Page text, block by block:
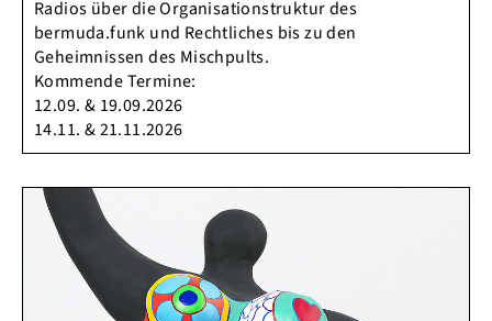
Radios über die Organisationstruktur des
bermuda.funk und Rechtliches bis zu den
Geheimnissen des Mischpults.
Kommende Termine:
12.09. & 19.09.2026
14.11. & 21.11.2026